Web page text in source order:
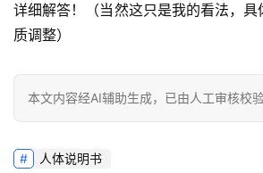
详细解答！（当然这只是我的看法，
质调整）
本文内容经AI辅助生成，已由人工审核校
人体说明书